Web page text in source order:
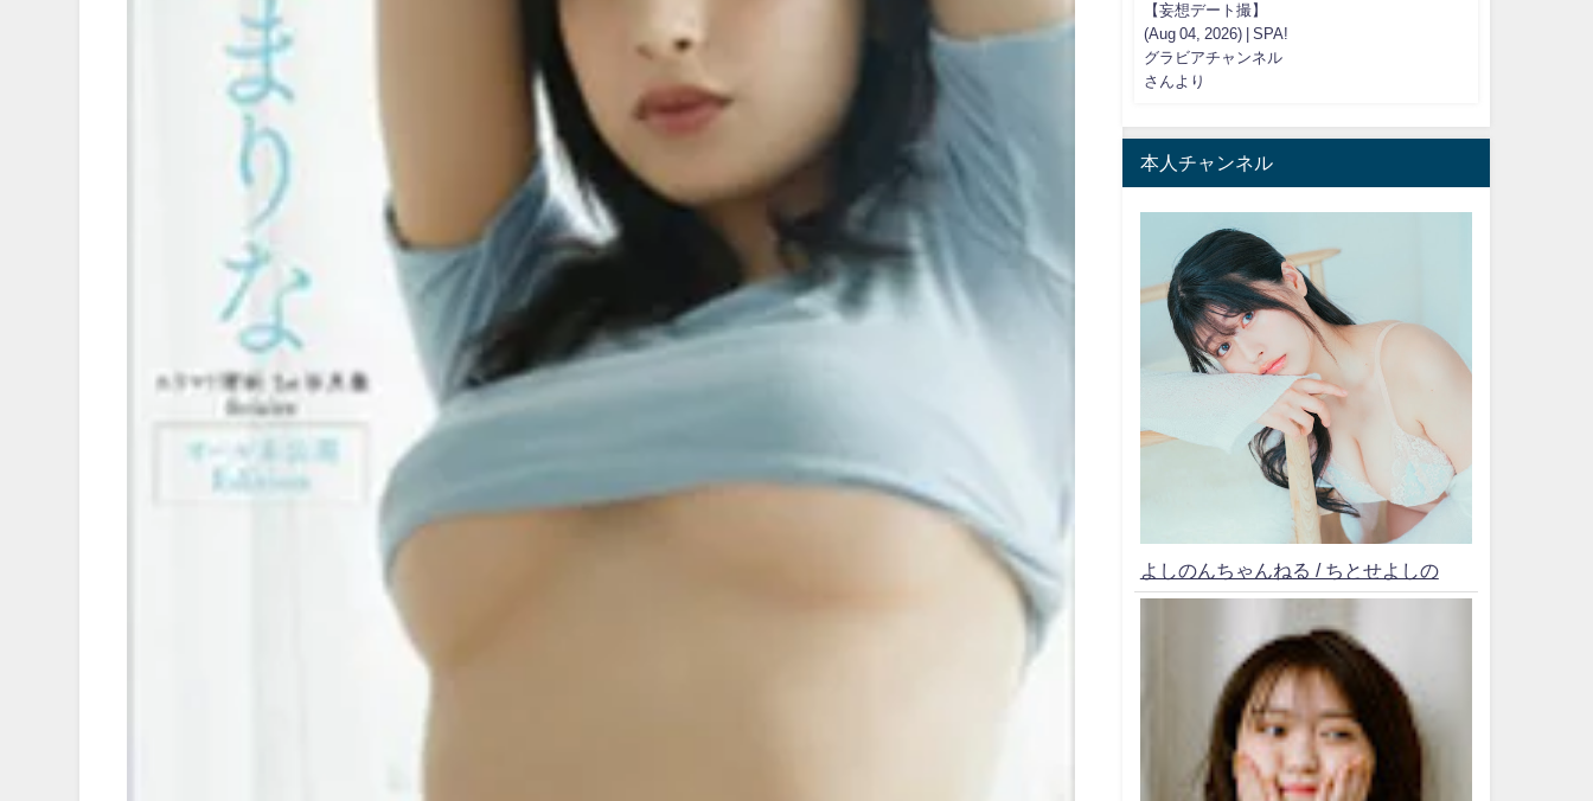
【妄想デート撮】
(Aug 04, 2026) | SPA!
グラビアチャンネル
さんより
本人チャンネル
よしのんちゃんねる / ちとせよしの